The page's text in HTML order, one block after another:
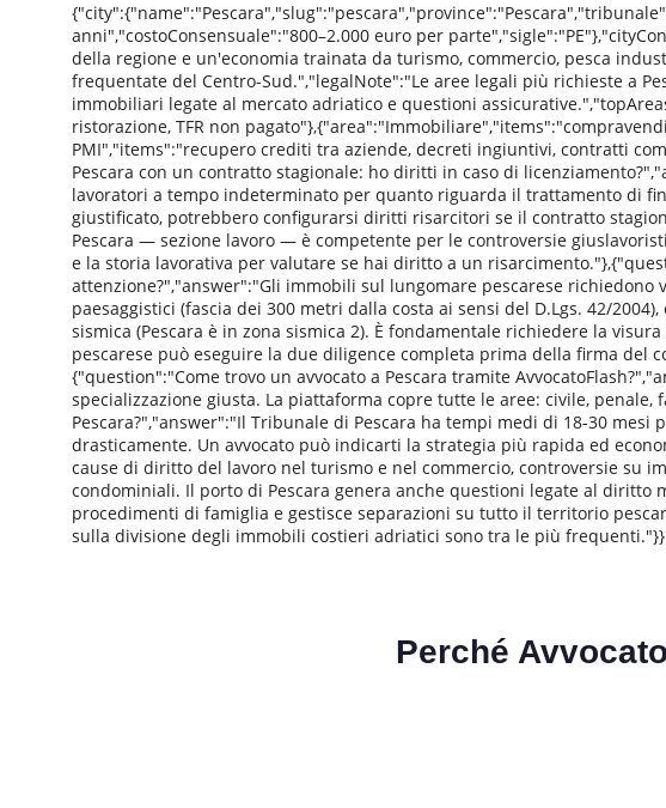
anni","costoConsensuale":"800–2.000 euro per
della regione e un'economia trainata da turismo, commercio, pesca
frequentate del Centro-Sud.","legalNote":"Le aree legali più richieste a
immobiliari legate al mercato adriatico e questioni
ristorazione, TFR non
PMI","items":"recupero crediti tra aziende, decreti ingiuntivi, contratti
Pescara con un contratto stagionale: ho diritti in caso di
lavoratori a tempo indeterminato per quanto riguarda il trattamento di
giustificato, potrebbero configurarsi diritti risarcitori se il contratto
Pescara — sezione lavoro — è competente per le controversie
e la storia lavorativa per valutare se hai diritto a un
attenzione?","answer":"Gli immobili sul lungomare pescarese
paesaggistici (fascia dei 300 metri dalla costa ai sensi del D.Lgs. 42/
sismica (Pescara è in zona sismica 2). È fondamentale richiedere la
pescarese può eseguire la due diligence completa prima della firma del
{"question":"Come trovo un avvocato a Pescara tramite
specializzazione giusta. La piattaforma copre tutte le aree: civile,
Pescara?","answer":"Il Tribunale di Pescara ha tempi medi di 18-30
drasticamente. Un avvocato può indicarti la strategia più rapida ed
cause di diritto del lavoro nel turismo e nel commercio, controversie su
condominiali. Il porto di Pescara genera anche questioni legate al
procedimenti di famiglia e gestisce separazioni su tutto il territorio
sulla divisione degli immobili costieri adriatici sono tra le più frequenti."}}
Perché